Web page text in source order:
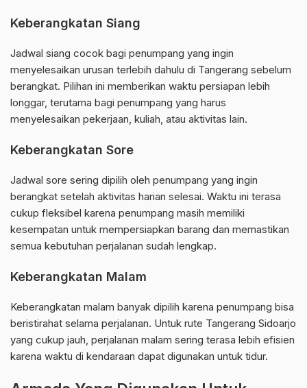
Keberangkatan Siang
Jadwal siang cocok bagi penumpang yang ingin
menyelesaikan urusan terlebih dahulu di Tangerang sebelum
berangkat. Pilihan ini memberikan waktu persiapan lebih
longgar, terutama bagi penumpang yang harus
menyelesaikan pekerjaan, kuliah, atau aktivitas lain.
Keberangkatan Sore
Jadwal sore sering dipilih oleh penumpang yang ingin
berangkat setelah aktivitas harian selesai. Waktu ini terasa
cukup fleksibel karena penumpang masih memiliki
kesempatan untuk mempersiapkan barang dan memastikan
semua kebutuhan perjalanan sudah lengkap.
Keberangkatan Malam
Keberangkatan malam banyak dipilih karena penumpang bisa
beristirahat selama perjalanan. Untuk rute Tangerang Sidoarjo
yang cukup jauh, perjalanan malam sering terasa lebih efisien
karena waktu di kendaraan dapat digunakan untuk tidur.